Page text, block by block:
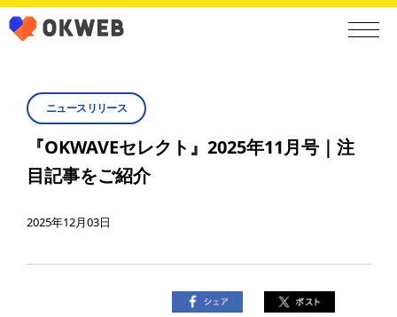
ニュースリリース
『OKWAVEセレクト』2025年11月号｜注
目記事をご紹介
2025年12月03日